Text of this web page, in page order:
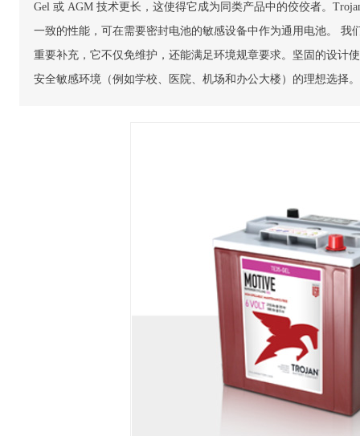
Gel 或 AGM 技术更长，这使得它成为同类产品中的佼佼者。
一致的性能，可在需要密封电池的敏感设备中作为通用电池。 我
重要补充，它不仅免维护，还能满足环境规章要求。坚固的设计
安全敏感环境（例如学校、医院、机场和办公大楼）的理想选择。